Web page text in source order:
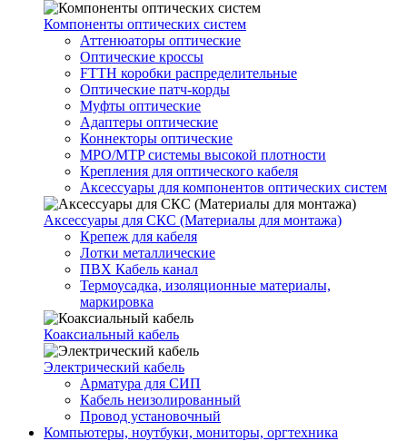
Компоненты оптических систем
Аттенюаторы оптические
Оптические кроссы
FTTH коробки распределительные
Оптические патч-корды
Муфты оптические
Адаптеры оптические
Коннекторы оптические
MPO/MTP системы высокой плотности
Крепления для оптического кабеля
Аксессуары для компонентов оптических систем
Аксессуары для СКС (Материалы для монтажа)
Крепеж для кабеля
Лотки металлические
ПВХ Кабель канал
Термоусадка, изоляционные материалы,
маркировка
Коаксиальный кабель
Электрический кабель
Арматура для СИП
Кабель неизолированный
Провод установочный
Компьютеры, ноутбуки, мониторы, оргтехника